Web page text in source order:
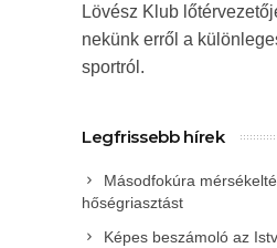
Lövész Klub
nekünk erről a
sportról.
Legfrissebb hírek
Másodfokúra
hőségriasztást
Képes beszámoló az